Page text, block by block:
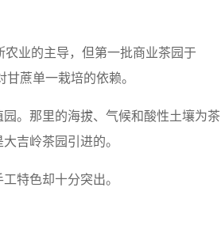
业的主导，但第一批商业茶园于
蔗单一栽培的依赖。
。那里的海拔、气候和酸性土壤为茶
吉岭茶园引进的。
特色却十分突出。